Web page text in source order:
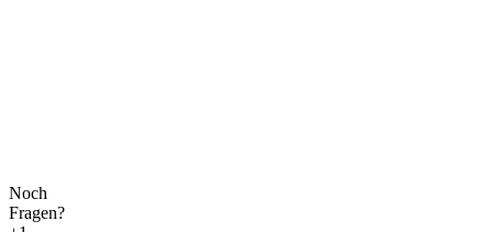
Noch
Fragen?